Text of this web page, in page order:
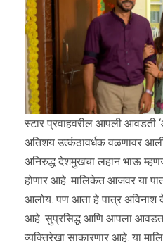
स्टार प्रवाहवरील आपली आवडती
अतिशय उत्कंठावर्धक वळणावर
अनिरुद्ध देशमुखचा लहान भाऊ
होणार आहे. मालिकेत आजवर या
आलोय. पण आता हे पात्र अविनाश
आहे. सुप्रसिद्ध आणि आपला
व्यक्तिरेखा साकारणार आहे. या